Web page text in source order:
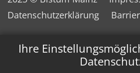
Ihre
Datenschutzerklärung